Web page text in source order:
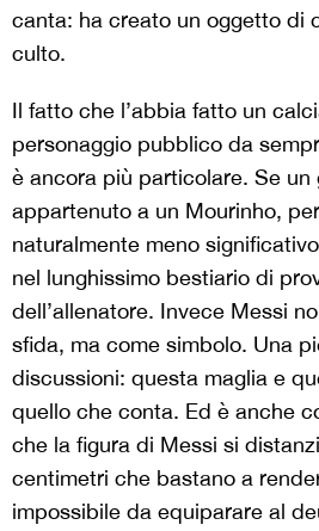
canta: ha creato un oggetto di
culto.
Il fatto che l’abbia fatto un
personaggio pubblico da
è ancora più particolare. Se un
appartenuto a un Mourinho,
naturalmente meno
nel lunghissimo bestiario di
dell’allenatore. Invece Messi
sfida, ma come simbolo. Una
discussioni: questa maglia e
quello che conta. Ed è anche
che la figura di Messi si
centimetri che bastano a
impossibile da equiparare al